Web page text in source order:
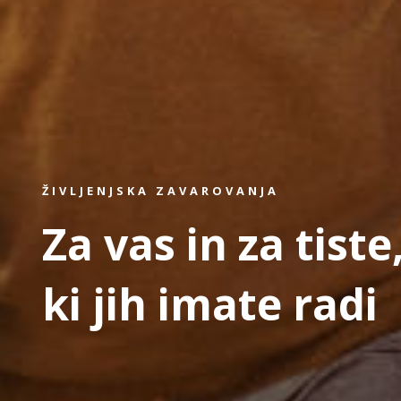
ŽIVLJENJSKA ZAVAROVANJA
Za vas in za
ki jih imate radi